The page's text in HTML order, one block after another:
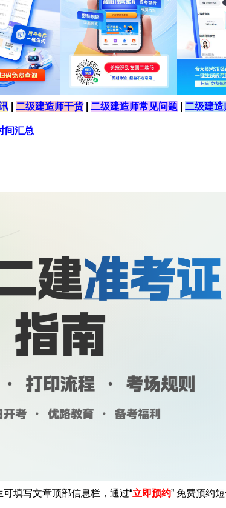
二级建造师干货| 二级建造师常见问题 二级建造
间汇总
填写文章顶部信息栏，通过“立即预约” 免费预约